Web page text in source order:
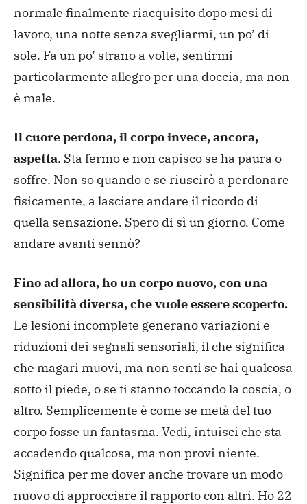
normale finalmente riacquisito dopo mesi di
lavoro, una notte senza svegliarmi, un po’ di
sole. Fa un po’ strano a volte, sentirmi
particolarmente allegro per una doccia, ma non
è male.
Il cuore perdona, il corpo invece, ancora,
aspetta. Sta fermo e non capisco se ha paura o
soffre. Non so quando e se riuscirò a perdonare
fisicamente, a lasciare andare il ricordo di
quella sensazione. Spero di sì un giorno. Come
andare avanti sennò?
Fino ad allora, ho un corpo nuovo, con una
sensibilità diversa, che vuole essere scoperto.
Le lesioni incomplete generano variazioni e
riduzioni dei segnali sensoriali, il che significa
che magari muovi, ma non senti se hai qualcosa
sotto il piede, o se ti stanno toccando la coscia, o
altro. Semplicemente è come se metà del tuo
corpo fosse un fantasma. Vedi, intuisci che sta
accadendo qualcosa, ma non provi niente.
Significa per me dover anche trovare un modo
nuovo di approcciare il rapporto con altri. Ho 22